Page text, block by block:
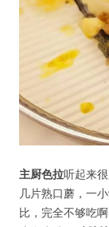
主厨色拉听起来
几片熟口蘑，一
比，完全不够吃